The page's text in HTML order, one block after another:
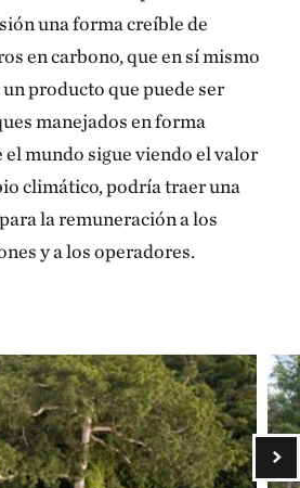
una forma creíble de
en carbono, que en sí mismo
producto que puede ser
manejados en forma
mundo sigue viendo el valor
climático, podría traer una
la remuneración a los
y a los operadores.